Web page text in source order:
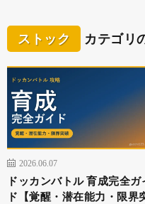
ストック カテゴリ
2026.06.07
ドッカンバトル 育成完全ガ
ド【覚醒・潜在能力・限界